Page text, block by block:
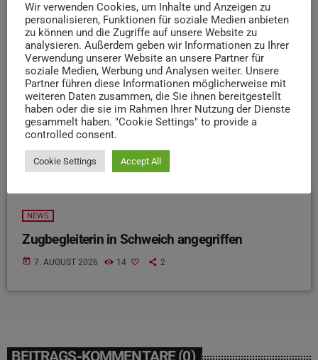
insert_link
NEWS
Zugbegleiterin in Schweich angegriffen
today 7. AUGUST 2026 14 2
BEITRAGS-KOMMENTARE (0)
Wir verwenden Cookies, um Inhalte und Anzeigen zu
personalisieren, Funktionen für soziale Medien anbieten
zu können und die Zugriffe auf unsere Website zu
analysieren. Außerdem geben wir Informationen zu Ihrer
Verwendung unserer Website an unsere Partner für
soziale Medien, Werbung und Analysen weiter. Unsere
Partner führen diese Informationen möglicherweise mit
weiteren Daten zusammen, die Sie ihnen bereitgestellt
haben oder die sie im Rahmen Ihrer Nutzung der Dienste
gesammelt haben. "Cookie Settings" to provide a
controlled consent.
Cookie Settings Accept All